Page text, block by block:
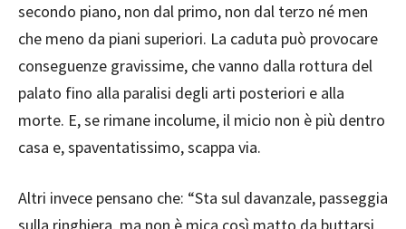
secondo piano, non dal primo, non dal terzo né men
che meno da piani superiori. La caduta può provocare
conseguenze gravissime, che vanno dalla rottura del
palato fino alla paralisi degli arti posteriori e alla
morte. E, se rimane incolume, il micio non è più dentro
casa e, spaventatissimo, scappa via.
Altri invece pensano che: “Sta sul davanzale, passeggia